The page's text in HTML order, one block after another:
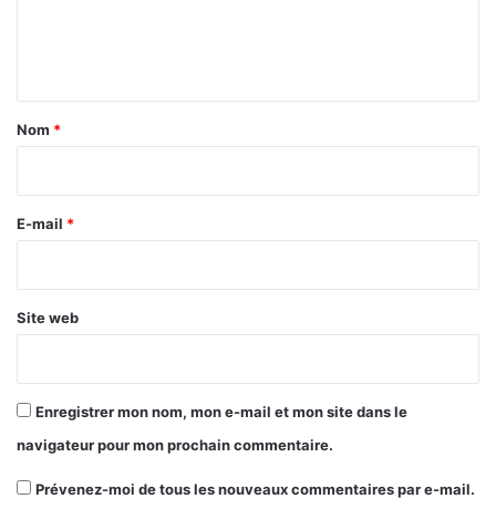
a
e
Nom *
E-mail *
Site web
Enregistrer mon nom, mon e-mail et mon site dans le
navigateur pour mon prochain commentaire.
Prévenez-moi de tous les nouveaux commentaires par e-mail.